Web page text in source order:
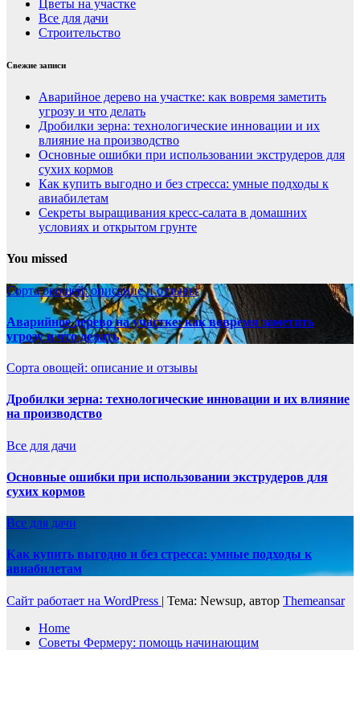
Цветы на участке
Все для дачи
Строительство
Свежие записи
Аварийное дерево на участке: как вовремя заметить
угрозу и что делать
Дробилки зерна: технологические инновации и их
влияние на производство
Основные ошибки при использовании экструдеров для
сухих кормов
Как купить выгодно и без стресса: умные подходы к
авиабилетам
Секреты выращивания кресс-салата в домашних
условиях и открытом грунте
You missed
Сорта овощей: описание и отзывы
Аварийное дерево на участке: как вовремя заметить
угрозу и что делать
Сорта овощей: описание и отзывы
Дробилки зерна: технологические инновации и их влияние
на производство
Все для дачи
Основные ошибки при использовании экструдеров для
сухих кормов
Все для дачи
Как купить выгодно и без стресса: умные подходы к
авиабилетам
Сайт работает на WordPress | Тема: Newsup, автор Themeansar
Home
Советы Фермеру: помощь начинающим